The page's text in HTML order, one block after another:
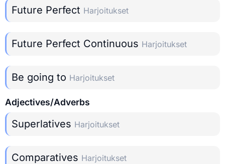
Future Perfect Harjoitukset
Future Perfect Continuous Harjoitukset
Be going to Harjoitukset
Adjectives/Adverbs
Superlatives Harjoitukset
Comparatives Harjoitukset